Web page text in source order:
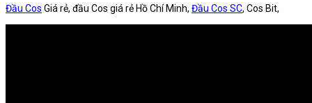
Đầu Cos Giá rẻ, đầu Cos giá rẻ Hồ Chí Minh, Đầu Cos SC, Cos Bit,